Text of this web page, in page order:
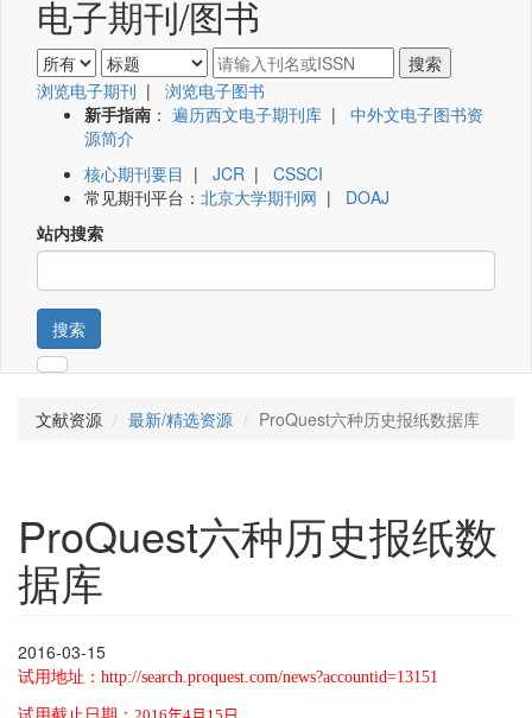
电子期刊/图书
浏览电子期刊 | 浏览电子图书
新手指南 ： 遍历西文电子期刊库 | 中外文电子图书资
源简介
核心期刊要目 | JCR | CSSCI
常见期刊平台： 北京大学期刊网 | DOAJ
站内搜索
搜索
文献资源 最新/精选资源 ProQuest六种历史报纸数据库
ProQuest六种历史报纸数
据库
2016-03-15
试用地址： http://search.proquest.com/news?accountid=13151